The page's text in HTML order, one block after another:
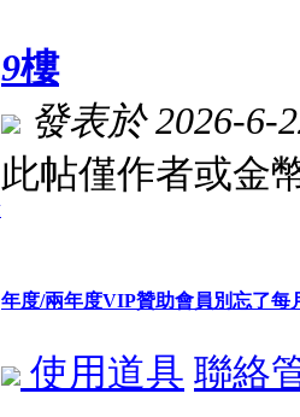
9樓
發表於 2026-6-
此帖僅作者或金
年度/兩年度VIP贊助會員別忘了每
使用道具 聯絡